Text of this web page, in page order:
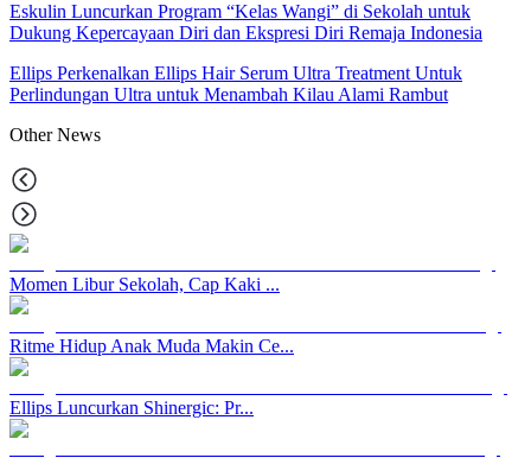
Eskulin Luncurkan Program “Kelas Wangi” di Sekolah untuk
Dukung Kepercayaan Diri dan Ekspresi Diri Remaja Indonesia
Ellips Perkenalkan Ellips Hair Serum Ultra Treatment Untuk
Perlindungan Ultra untuk Menambah Kilau Alami Rambut
OtherNews
Momen Libur Sekolah, Cap Kaki ...
Ritme Hidup Anak Muda Makin Ce...
Ellips Luncurkan Shinergic: Pr...